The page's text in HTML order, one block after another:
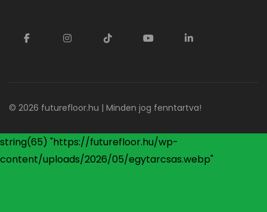
© 2026 futurefloor.hu | Minden jog fenntartva!
string(65) "https://futurefloor.hu/wp-
content/uploads/2026/05/egytarcsas.webp"